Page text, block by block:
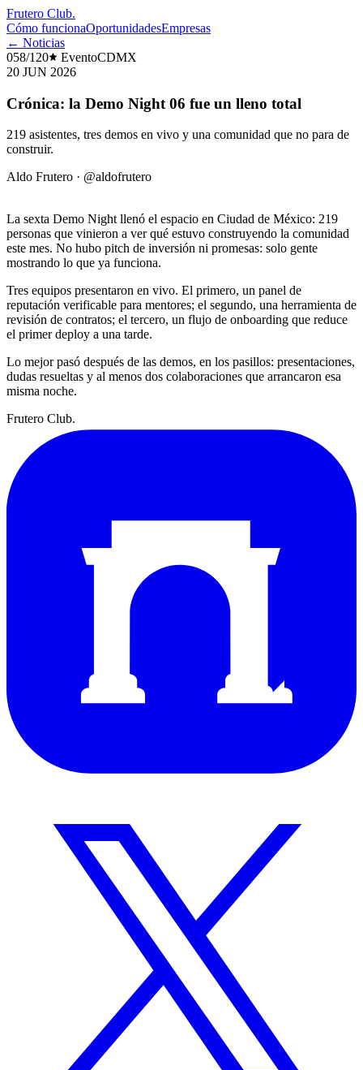
Frutero Club.
Cómo funcionaOportunidadesEmpresas
← Noticias
058/120
EventoCDMX
20 JUN 2026
Crónica: la Demo Night 06 fue un lleno total
219 asistentes, tres demos en vivo y una comunidad que no para de
construir.
Aldo Frutero · @aldofrutero
La sexta Demo Night llenó el espacio en Ciudad de México: 219
personas que vinieron a ver qué estuvo construyendo la comunidad
este mes. No hubo pitch de inversión ni promesas: solo gente
mostrando lo que ya funciona.
Tres equipos presentaron en vivo. El primero, un panel de
reputación verificable para mentores; el segundo, una herramienta de
revisión de contratos; el tercero, un flujo de onboarding que reduce
el primer deploy a una tarde.
Lo mejor pasó después de las demos, en los pasillos: presentaciones,
dudas resueltas y al menos dos colaboraciones que arrancaron esa
misma noche.
Frutero Club.